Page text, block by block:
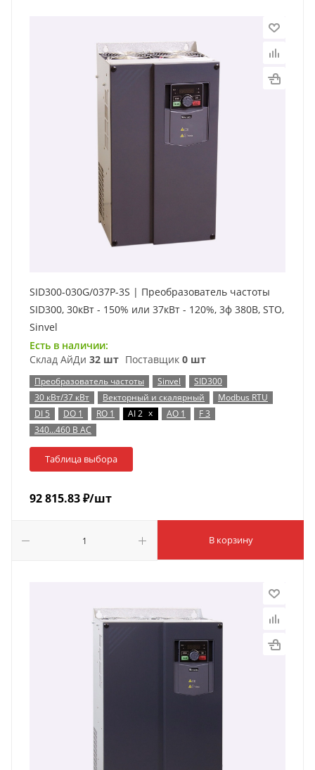
SID300-030G/037P-3S | Преобразователь частоты
SID300, 30кВт - 150% или 37кВт - 120%, 3ф 380В, STO,
Sinvel
Есть в наличии:
Склад АйДи 32 шт Поставщик 0 шт
Преобразователь частоты Sinvel
SID300
30 кВт/37 кВт
Векторный и скалярный
Modbus RTU
DI 5
DO 1 RO 1 AI 2 x AO 1
F 3
340…460 В AC
Таблица выбора
92 815.83₽/шт
В корзину